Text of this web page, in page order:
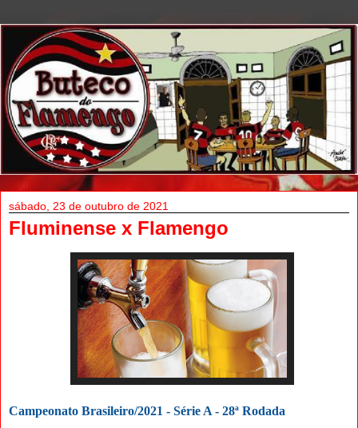
sábado, 23 de outubro de 2021
Fluminense x Flamengo
Campeonato Brasileiro/2021 - Série A - 28ª Rodada